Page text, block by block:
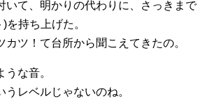
いて、明かりの代わりに、さっきまで
を持ち上げた。
カツ！て台所から聞こえてきたの。
な音。
うレベルじゃないのね。